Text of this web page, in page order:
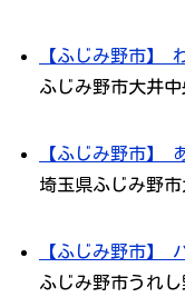
【ふじみ野市】
ふじみ野市大井
【ふじみ野市】
埼玉県ふじみ野
【ふじみ野市】
ふじみ野市うれ